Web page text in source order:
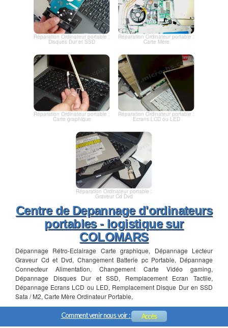
Réparation Ordinateur portable :
Disques Dur et SSD
Réparation Ordinateur portable :
Carte Mère
Réparation Ordinateur portable :
Carte graphique
Réparation Ordinateur portable :
Ecrans LCD ou LED
Réparation Ordinateur portable :
Graveur Cd Dvd
Centre de Depannage d'ordinateurs
portables - logistique sur
COLOMARS
Dépannage Rétro-Eclairage Carte graphique, Dépannage Lecteur
Graveur Cd et Dvd, Changement Batterie pc Portable, Dépannage
Connecteur Alimentation, Changement Carte Vidéo gaming,
Dépannage Disques Dur et SSD, Remplacement Ecran Tactile,
Dépannage Ecrans LCD ou LED, Remplacement Disque Dur en SSD
Sata / M2, Carte Mère Ordinateur Portable,
Comment venir nous voir : Accès